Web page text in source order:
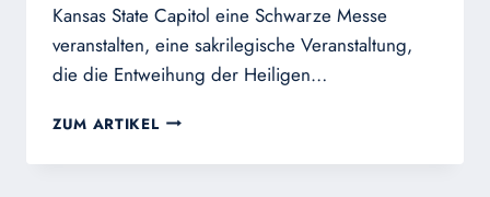
Kansas State Capitol eine Schwarze Messe
veranstalten, eine sakrilegische Veranstaltung,
die die Entweihung der Heiligen…
ZUM ARTIKEL KATHOLIKEN
GEGEN